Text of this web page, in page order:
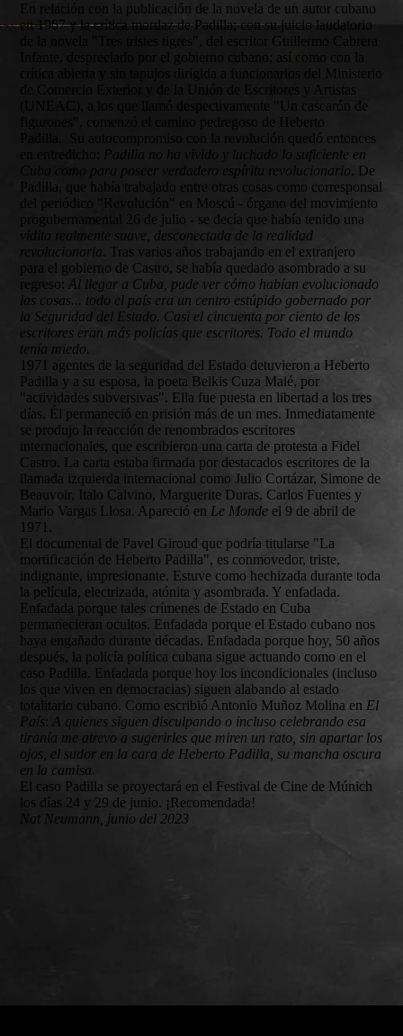
En relación con la publicación de la novela de un autor cubano
en 1967 y la crítica mordaz de Padilla; con su juicio laudatorio
de la novela "Tres tristes tigres", del escritor Guillermo Cabrera
Infante, despreciado por el gobierno cubano; así como con la
crítica abierta y sin tapujos dirigida a funcionarios del Ministerio
de Comercio Exterior y de la Unión de Escritores y Artistas
(UNEAC), a los que llamó despectivamente "Un cascarón de
figurones", comenzó el camino pedregoso de Heberto
Padilla. Su autocompromiso con la revolución quedó entonces
Padilla no ha vivido y luchado lo suficiente en
Cuba como para poseer verdadero espíritu revolucionario. De
Padilla, que había trabajado entre otras cosas como corresponsal
del periódico "Revolución" en Moscú - órgano del movimiento
progubernamental 26 de julio - se decía que había tenido una
vidita realmente suave, desconectada de la realidad
revolucionaria. Tras varios años trabajando en el extranjero
para el gobierno de Castro, se había quedado asombrado a su
regreso: Al llegar a Cuba, pude ver cómo habían evolucionado
las cosas... todo el país era un centro estúpido gobernado por
la Seguridad del Estado. Casi el cincuenta por ciento de los
escritores eran más policías que escritores. Todo el mundo
tenía miedo.
1971 agentes de la seguridad del Estado detuvieron a Heberto
Padilla y a su esposa, la poeta Belkis Cuza Malé, por
"actividades subversivas". Ella fue puesta en libertad a los tres
días. Él permaneció en prisión más de un mes. Inmediatamente
se produjo la reacción de renombrados escritores
internacionales, que escribieron una carta de protesta a Fidel
Castro. La carta estaba firmada por destacados escritores de la
llamada izquierda internacional como Julio Cortázar, Simone de
Beauvoir, Italo Calvino, Marguerite Duras, Carlos Fuentes y
Mario Vargas Llosa. Apareció en Le Monde el 9 de abril de
1971.
El documental de Pavel Giroud que podría titularse "La
mortificación de Heberto Padilla", es conmovedor, triste,
indignante, impresionante. Estuve como hechizada durante toda
la película, electrizada, atónita y asombrada. Y enfadada.
Enfadada porque tales crímenes de Estado en Cuba
permanecieran ocultos. Enfadada porque el Estado cubano nos
haya engañado durante décadas. Enfadada porque hoy, 50 años
después, la policía política cubana sigue actuando como en el
caso Padilla. Enfadada porque hoy los incondicionales (incluso
los que viven en democracias) siguen alabando al estado
totalitario cubano. Como escribió Antonio Muñoz Molina en El
País: A quienes siguen disculpando o incluso celebrando esa
tiranía me atrevo a sugerirles que miren un rato, sin apartar los
ojos, el sudor en la cara de Heberto Padilla, su mancha oscura
en la camisa.
El caso Padilla se proyectará en el Festival de Cine de Múnich
los días 24 y 29 de junio. ¡Recomendada!
Nat Neumann, junio del 2023